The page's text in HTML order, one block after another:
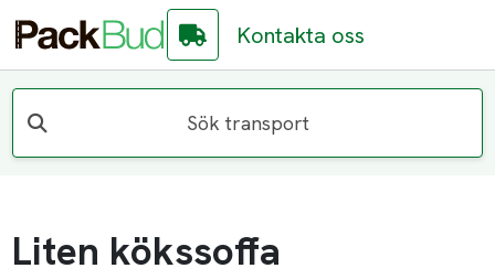
Kontakta oss
Sök transport
Liten kökssoffa